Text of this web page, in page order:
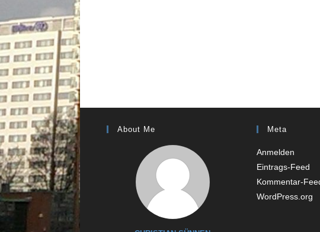
About Me Meta
Anmelden
Eintrags-Feed
Kommentar-
WordPress.org